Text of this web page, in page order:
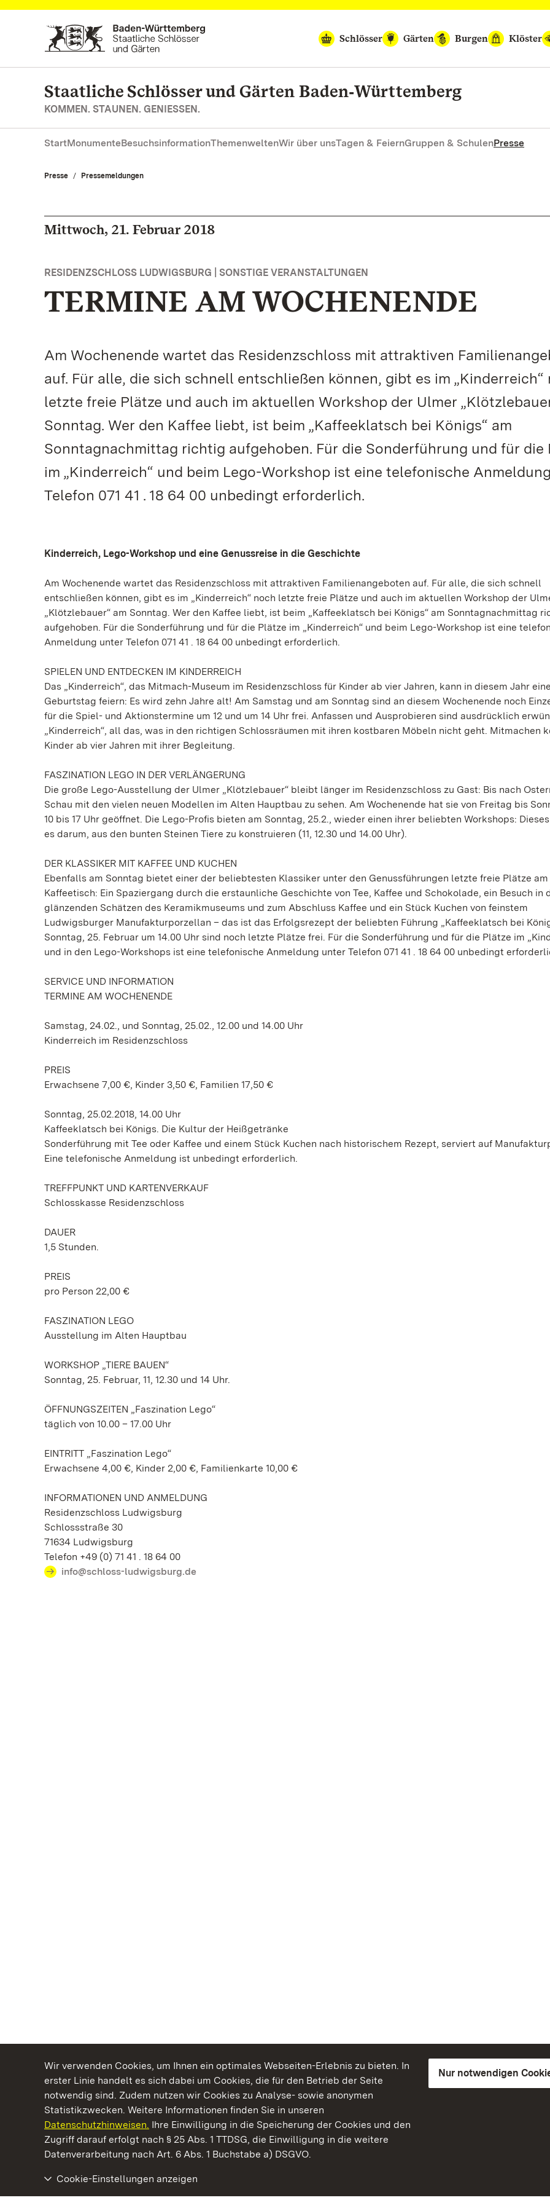
Wir verwenden Cookies, um Ihnen ein optimales Webseiten-Erlebnis zu bieten. In
erster Linie handelt es sich dabei um Cookies, die für den Betrieb der Seite
notwendig sind. Zudem nutzen wir Cookies zu Analyse- sowie anonymen
Statistikzwecken. Weitere Informationen finden Sie in unseren
Datenschutzhinweisen. Ihre Einwilligung in die Speicherung der Cookies und den
Zugriff darauf erfolgt nach § 25 Abs. 1 TTDSG, die Einwilligung in die weitere
Datenverarbeitung nach Art. 6 Abs. 1 Buchstabe a) DSGVO.
Nur notwendigen
Cookie-Einstellungen anzeigen
Zum Hauptinhalt springen
Schlösser
Gärten Burgen Klöster
Staatliche Schlösser und Gärten Baden‑Württemberg
KOMMEN. STAUNEN. GENIESSEN.
StartMonumenteBesuchsinformationThemenweltenWir über unsTagen & FeiernGruppen & SchulenPresse
Presse Pressemeldungen
Mittwoch, 21. Februar 2018
RESIDENZSCHLOSS LUDWIGSBURG | SONSTIGE VERANSTALTUNGEN
TERMINE AM WOCHENENDE
Am Wochenende wartet das Residenzschloss mit attraktiven
auf. Für alle, die sich schnell entschließen können, gibt es im „Kinderreich“
letzte freie Plätze und auch im aktuellen Workshop der Ulmer
Sonntag. Wer den Kaffee liebt, ist beim „Kaffeeklatsch bei Königs“ am
Sonntagnachmittag richtig aufgehoben. Für die Sonderführung und für die
im „Kinderreich“ und beim Lego-Workshop ist eine telefonische
Telefon 071 41 . 18 64 00 unbedingt erforderlich.
Kinderreich, Lego-Workshop und eine Genussreise in die Geschichte
Am Wochenende wartet das Residenzschloss mit attraktiven Familienangeboten auf. Für alle, die sich schnell
entschließen können, gibt es im „Kinderreich“ noch letzte freie Plätze und auch im aktuellen Workshop der
„Klötzlebauer“ am Sonntag. Wer den Kaffee liebt, ist beim „Kaffeeklatsch bei Königs“ am Sonntagnachmittag
aufgehoben. Für die Sonderführung und für die Plätze im „Kinderreich“ und beim Lego-Workshop ist eine
Anmeldung unter Telefon 071 41 . 18 64 00 unbedingt erforderlich.
SPIELEN UND ENTDECKEN IM KINDERREICH
Das „Kinderreich“, das Mitmach-Museum im Residenzschloss für Kinder ab vier Jahren, kann in diesem Jahr
Geburtstag feiern: Es wird zehn Jahre alt! Am Samstag und am Sonntag sind an diesem Wochenende noch
für die Spiel- und Aktionstermine um 12 und um 14 Uhr frei. Anfassen und Ausprobieren sind ausdrücklich
„Kinderreich“, all das, was in den richtigen Schlossräumen mit ihren kostbaren Möbeln nicht geht. Mitmachen
Kinder ab vier Jahren mit ihrer Begleitung.
FASZINATION LEGO IN DER VERLÄNGERUNG
Die große Lego-Ausstellung der Ulmer „Klötzlebauer“ bleibt länger im Residenzschloss zu Gast: Bis nach
Schau mit den vielen neuen Modellen im Alten Hauptbau zu sehen. Am Wochenende hat sie von Freitag bis
10 bis 17 Uhr geöffnet. Die Lego-Profis bieten am Sonntag, 25.2., wieder einen ihrer beliebten Workshops:
es darum, aus den bunten Steinen Tiere zu konstruieren (11, 12.30 und 14.00 Uhr).
DER KLASSIKER MIT KAFFEE UND KUCHEN
Ebenfalls am Sonntag bietet einer der beliebtesten Klassiker unter den Genussführungen letzte freie Plätze am
Kaffeetisch: Ein Spaziergang durch die erstaunliche Geschichte von Tee, Kaffee und Schokolade, ein Besuch in
glänzenden Schätzen des Keramikmuseums und zum Abschluss Kaffee und ein Stück Kuchen von feinstem
Ludwigsburger Manufakturporzellan – das ist das Erfolgsrezept der beliebten Führung „Kaffeeklatsch bei
Sonntag, 25. Februar um 14.00 Uhr sind noch letzte Plätze frei. Für die Sonderführung und für die Plätze im
und in den Lego-Workshops ist eine telefonische Anmeldung unter Telefon 071 41 . 18 64 00 unbedingt
SERVICE UND INFORMATION
TERMINE AM WOCHENENDE
Samstag, 24.02., und Sonntag, 25.02., 12.00 und 14.00 Uhr
Kinderreich im Residenzschloss
PREIS
Erwachsene 7,00 €, Kinder 3,50 €, Familien 17,50 €
Sonntag, 25.02.2018, 14.00 Uhr
Kaffeeklatsch bei Königs. Die Kultur der Heißgetränke
Sonderführung mit Tee oder Kaffee und einem Stück Kuchen nach historischem Rezept, serviert auf
Eine telefonische Anmeldung ist unbedingt erforderlich.
TREFFPUNKT UND KARTENVERKAUF
Schlosskasse Residenzschloss
DAUER
1,5 Stunden.
PREIS
pro Person 22,00 €
FASZINATION LEGO
Ausstellung im Alten Hauptbau
WORKSHOP „TIERE BAUEN“
Sonntag, 25. Februar, 11, 12.30 und 14 Uhr.
ÖFFNUNGSZEITEN „Faszination Lego“
täglich von 10.00 – 17.00 Uhr
EINTRITT „Faszination Lego“
Erwachsene 4,00 €, Kinder 2,00 €, Familienkarte 10,00 €
INFORMATIONEN UND ANMELDUNG
Residenzschloss Ludwigsburg
Schlossstraße 30
71634 Ludwigsburg
Telefon +49 (0) 71 41 . 18 64 00
info@schloss-ludwigsburg.de
Kommen. Staunen. Genießen.